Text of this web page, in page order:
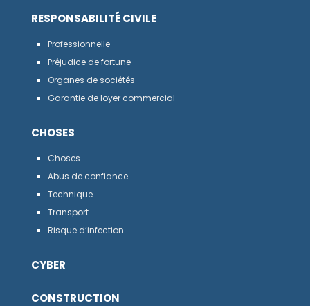
RESPONSABILITÉ CIVILE
Professionnelle
Préjudice de fortune
Organes de sociétés
Garantie de loyer commercial
CHOSES
Choses
Abus de confiance
Technique
Transport
Risque d’infection
CYBER
CONSTRUCTION